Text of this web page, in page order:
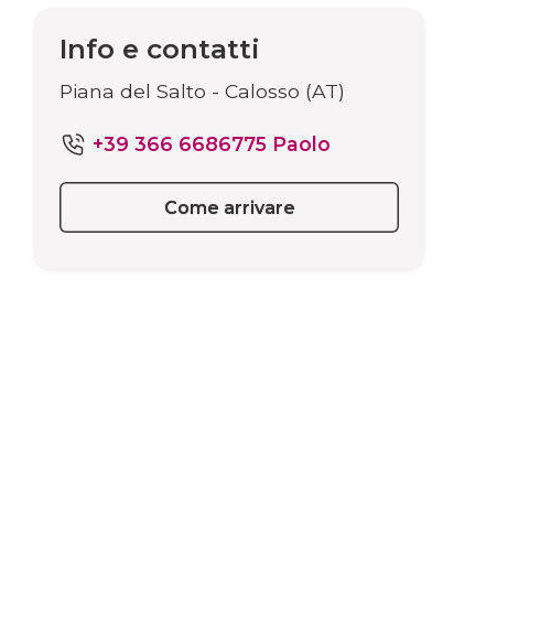
Info e contatti
Piana del Salto - Calosso (AT)
+39 366 6686775 Paolo
Come arrivare